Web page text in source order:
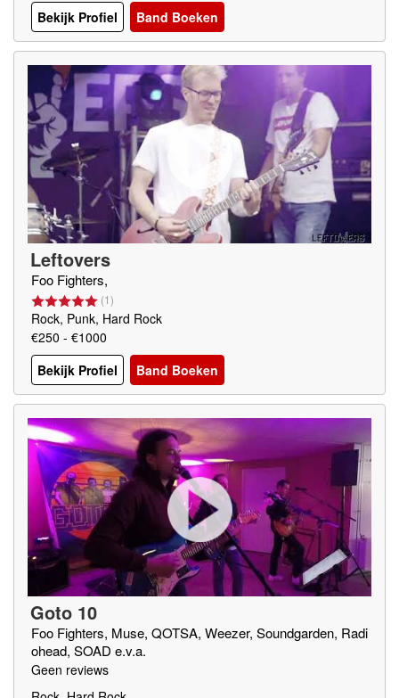
Bekijk Profiel
Band Boeken
Leftovers
Foo Fighters,
(1)
Rock, Punk, Hard Rock
€250 - €1000
Bekijk Profiel
Band Boeken
Goto 10
Foo Fighters, Muse, QOTSA, Weezer, Soundgarden, Radi
ohead, SOAD e.v.a.
Geen reviews